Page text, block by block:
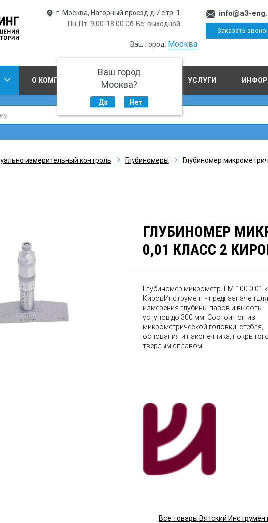
г. Москва, Нагорный проезд д.7 стр. 1
Пн-Пт: 9:00-18:00 Сб-Вс: выходной
Ваш город: Москва
Ваш город
Москва?
Да Нет
info@a3-
Заказать
О КОМПАНИИ ПРОИЗВОДСТВО УСЛУГИ
измерительный контроль Глубиномеры Глубиномер
ГЛУБИНОМЕР
0,01 КЛАСС 2
Глубиномер микрометр. ГМ-100 0.01
КировИнструмент - предназначен для
измерения глубины пазов и высоты
уступов до 300 мм. Состоит он из
микрометрической головки, стебля,
основания и наконечника, покрытого
твердым сплавом.
Все товары Вятский Инструмент